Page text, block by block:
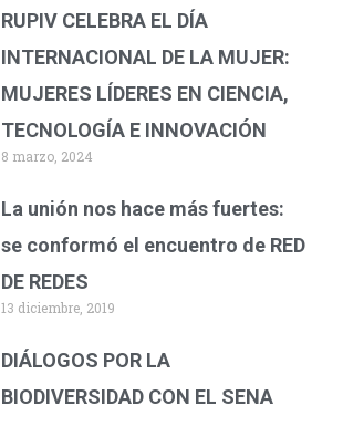
RUPIV CELEBRA EL DÍA
INTERNACIONAL DE LA MUJER:
MUJERES LÍDERES EN CIENCIA,
TECNOLOGÍA E INNOVACIÓN
8 marzo, 2024
La unión nos hace más fuertes:
se conformó el encuentro de RED
DE REDES
13 diciembre, 2019
DIÁLOGOS POR LA
BIODIVERSIDAD CON EL SENA